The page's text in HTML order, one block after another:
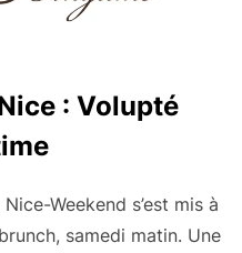
: Volupté
Weekend s’est mis à
samedi matin. Une